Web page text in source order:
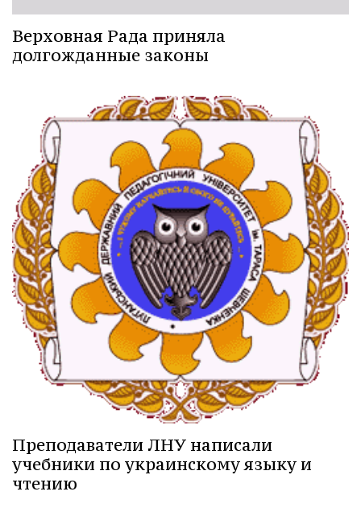
Верховная Рада приняла
долгожданные законы
Преподаватели ЛНУ написали
учебники по украинскому языку и
чтению